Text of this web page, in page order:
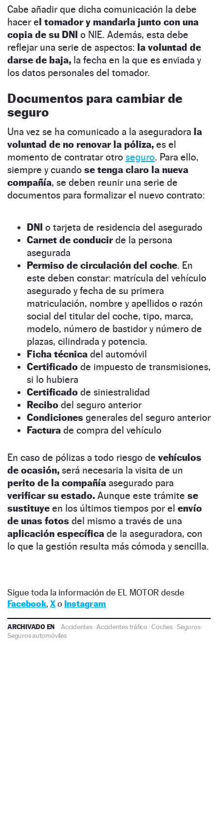
Cabe añadir que dicha comunicación la debe
hacer el tomador y mandarla junto con una
copia de su DNI o NIE. Además, esta debe
reflejar una serie de aspectos: la voluntad de
darse de baja, la fecha en la que es enviada y
los datos personales del tomador.
Documentos para cambiar de
seguro
Una vez se ha comunicado a la aseguradora la
voluntad de no renovar la póliza, es el
momento de contratar otro seguro. Para ello,
siempre y cuando se tenga claro la nueva
compañía, se deben reunir una serie de
documentos para formalizar el nuevo contrato:
DNI o tarjeta de residencia del asegurado
Carnet de conducirde la persona
asegurada
Permiso de circulación del coche. En
este deben constar: matrícula del vehículo
asegurado y fecha de su primera
matriculación, nombre y apellidos o razón
social del titular del coche, tipo, marca,
modelo, número de bastidor y número de
plazas, cilindrada y potencia.
Ficha técnica del automóvil
Certificado de impuesto de transmisiones,
si lo hubiera
Certificado de siniestralidad
Recibo del seguro anterior
Condiciones generales del seguro anterior
Factura de compra del vehículo
En caso de pólizas a todo riesgo de vehículos
de ocasión, será necesaria la visita de un
perito de la compañía asegurado para
verificar su estado. Aunque este trámite se
sustituye en los últimos tiempos por el envío
de unas fotos del mismo a través de una
aplicación específica de la aseguradora, con
lo que la gestión resulta más cómoda y sencilla.
Sigue toda la información de EL MOTOR desde
Facebook, Xo Instagram
ARCHIVADO EN Accidentes· Accidentes tráfico ·Coches·Seguros·
Seguros automóviles